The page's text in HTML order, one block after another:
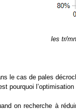
les tr/
le cas de pales
pourquoi
on recherche à